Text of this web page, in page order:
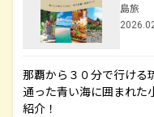
島旅
那覇から３０分で行ける
通った青い海に囲まれた
紹介！